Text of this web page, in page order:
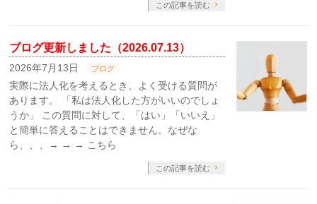
この記事を読む
ブログ更新しました（2026.07.13）
2026年7月13日 ブログ
実際に法人化を考えるとき、よく受ける質問が
あります。 「私は法人化した方がいいのでしょ
うか」 この質問に対して、「はい」「いいえ」
と簡単に答えることはできません。なぜな
ら、、、→ → → こちら
この記事を読む